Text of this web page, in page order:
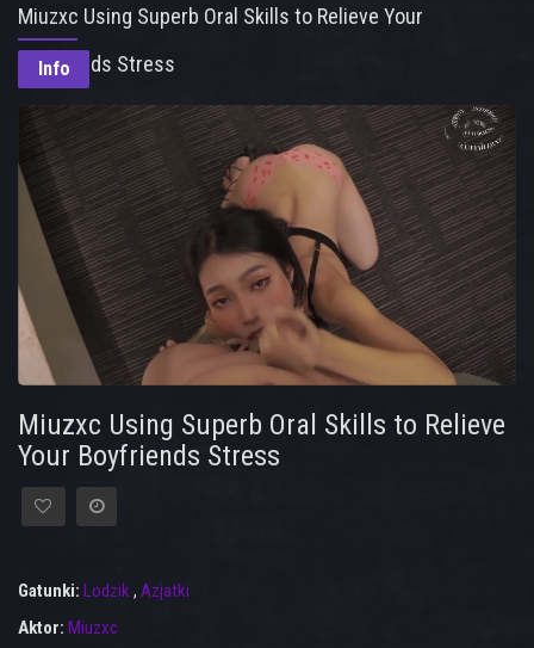
Miuzxc Using Superb Oral Skills to Relieve Your
Boyfriends Stress
Info
Miuzxc Using Superb Oral Skills to Relieve
Your Boyfriends Stress
Gatunki: Lodzik , Azjatki
Aktor: Miuzxc